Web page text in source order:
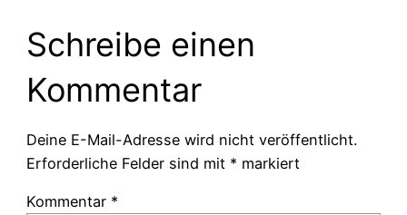
Schreibe einen
Kommentar
Deine E-Mail-Adresse wird nicht veröffentlicht.
Erforderliche Felder sind mit * markiert
Kommentar *